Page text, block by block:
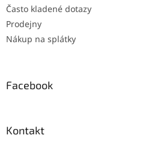
Často kladené dotazy
Prodejny
Nákup na splátky
Facebook
Kontakt